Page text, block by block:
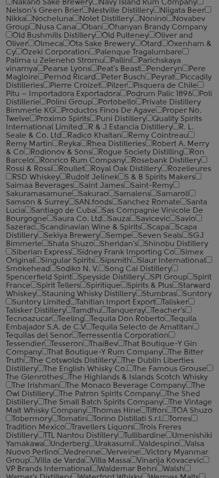
Nakano Sake Brewery
Navy Island Rum Company
Nelson's Green Brier
Nestville Distillery
Niigata Beer
Nikka
Nocheluna Nolet Distillery Nonino
Novabev
Group
Nusa Cana Oban
Ohanyan Brandy Company
Old Bushmills Distillery
Old Pulteney
Oliver and
Oliver
Olmeca Ota Sake Brewery Otard
Oxenham &
Cy
Ozeki Corporation
Palenque Tragalumbare
Palirna u Zeleneho Stromu
Pallini
Parichskaya
vinarnya
Pearse Lyons Peat's Beast Penderyn
Pere
Magloire
Pernod Ricard Peter Busch Peyrat
Piccadily
Distilleries
Pierre Croizet Pilzer
Pisquera de Chile
Pitu – Importadora Exportadora
Podrum Palic 1896
Poli
Distillerie
Polini Group Portobello
Private Distillery
Bimmerle KG
Productos Finos De Agave
Proper No.
Twelve
Proximo Spirits Puni Distillery
Quality Spirits
International Limited
R & J Estancia Distillery
R. L.
Seale & Co. Ltd
Radico Khaitan
Remy Cointreau
Remy Martin
Reyka Rhea Distilleries
Robert A. Merry
& Co
Rodionov & Sons Rogue Society Distilling
Ron
Barcelo
Ronrico Rum Company
Rosebank Distillery
Rossi & Rossi
Roullet Royal Oak Distillery
Rozelieures
RSD Whiskey
Rudolf Jelinek
S & B Spirits Makers
Saimaa Beverages
Saint James
Saint-Remy
Sakuramasamune
Sakurao Samalens
Samaroli
Samson & Surrey
SAN.foods Sanchez Romate
Santa
Lucia
Santiago de Cuba
Sas Compagnie Vinicole De
Bourgogne
Saura Co. Ltd Sauza Savicevic
Savio
Sazerac
Scandinavian Wine & Spirits Scapa
Scapa
Distillery
Sekiya Brewery Sempe Seven Seals
SGJ
Bimmerle
Shata Shuzo Sheridan's
Shinobu Distillery
Siberian Express
Sidney Frank Importing Co
Simex
Original
Singular Spirits Sipsmith
Slaur International
Smokehead
Sodiko N. V.
Song Cai Distillery
Spencerfield Spirit
Speyside Distillery SPI Group
Spirit
France
Spirit Tellers Spiritique Spirits & Plus
Starward
Whiskey
Stauning Whisky Distillery Stumbras
Suntory
Suntory Limited
Tahitian Import Export
Talisker
Talisker Distillery
Tamdhu Tanqueray
Teacher's
Tecnoazucar
Teeling Tequila Don Roberto
Tequila
Embajador S.A. de C.V
Tequila Selecto de Amatitan
Tequilas del Senor
Terressentia Corporation
Tessendier
Tesseron ThaiBev
That Boutique-Y Gin
Company
That Boutique-Y Rum Company
The Bitter
Truth
The Cotswolds Distillery
The Dublin Liberties
Distillery
The English Whisky Co.
The Famous Grouse
The Glenrothes
The Highlands & Islands Scotch Whisky
The Irishman
The Monaco Beverage Company
The
Owl Distillery
The Patron Spirits Company
The Shed
Distillery
The Small Batch Spirits Company
The Vintage
Malt Whisky Company
Thomas Hine Tiffon
TOA Shuzo
Tobermory
Tomatin Torino Distillati S.r.l.
Torres
Tradition Mexico
Travellers Liquors
Trois Freres
Distillery
TTL Nantou Distillery Tullibardine
Umenishiki
Yamakawa
Underberg Urakasumi Valdespino
Valsa
Nuovo Perlino
Vedrenne Verveine
Victory Myanmar
Group
Villa de Varda Villa Massa
Vinarija Kovacevic
VP Brands International
Waldemar Behn
Walsh